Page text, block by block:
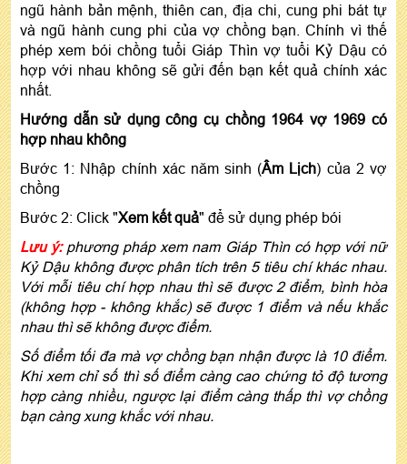
ngũ hành bản mệnh, thiên can, địa chi, cung phi bát tự
và ngũ hành cung phi của vợ chồng bạn. Chính vì thế
phép xem bói chồng tuổi Giáp Thìn vợ tuổi Kỷ Dậu có
hợp với nhau không sẽ gửi đến bạn kết quả chính xác
nhất.
Hướng dẫn sử dụng công cụ chồng 1964 vợ 1969 có
hợp nhau không
Bước 1: Nhập chính xác năm sinh (Âm Lịch) của 2 vợ
chồng
Bước 2: Click "Xem kết quả" để sử dụng phép bói
Lưu ý:phương pháp xem nam Giáp Thìn có hợp với nữ
Kỷ Dậu không được phân tích trên 5 tiêu chí khác nhau.
Với mỗi tiêu chí hợp nhau thì sẽ được 2 điểm, bình hòa
(không hợp - không khắc) sẽ được 1 điểm và nếu khắc
nhau thì sẽ không được điểm.
Số điểm tối đa mà vợ chồng bạn nhận được là 10 điểm.
Khi xem chỉ số thì số điểm càng cao chứng tỏ độ tương
hợp càng nhiều, ngược lại điểm càng thấp thì vợ chồng
bạn càng xung khắc với nhau.